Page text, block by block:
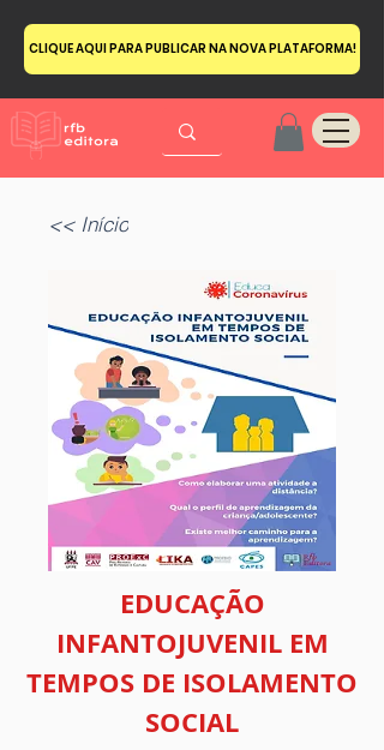
CLIQUE AQUI PARA PUBLICAR NA NOVA PLATAFORMA!
<< Início
EDUCAÇÃO
INFANTOJUVENIL EM
TEMPOS DE ISOLAMENTO
SOCIAL